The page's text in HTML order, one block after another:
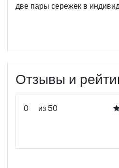
две пары сережек в
Отзывы и
0 из 50